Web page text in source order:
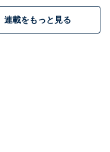
連載をもっと見る